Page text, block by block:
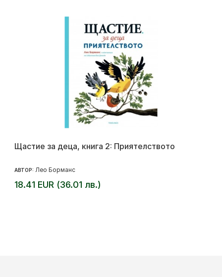
Щастие за деца, книга 2: Приятелството
АВТОР: Лео Борманс
18.41 EUR (36.01 лв.)